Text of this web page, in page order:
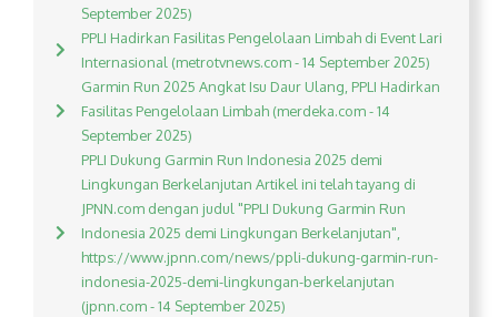
September 2025)
PPLI Hadirkan Fasilitas Pengelolaan Limbah di Event Lari
Internasional (metrotvnews.com - 14 September 2025)
Garmin Run 2025 Angkat Isu Daur Ulang, PPLI Hadirkan
Fasilitas Pengelolaan Limbah (merdeka.com - 14
September 2025)
PPLI Dukung Garmin Run Indonesia 2025 demi
Lingkungan Berkelanjutan Artikel ini telah tayang di
JPNN.com dengan judul "PPLI Dukung Garmin Run
Indonesia 2025 demi Lingkungan Berkelanjutan",
https://www.jpnn.com/news/ppli-dukung-garmin-run-
indonesia-2025-demi-lingkungan-berkelanjutan
(jpnn.com - 14 September 2025)